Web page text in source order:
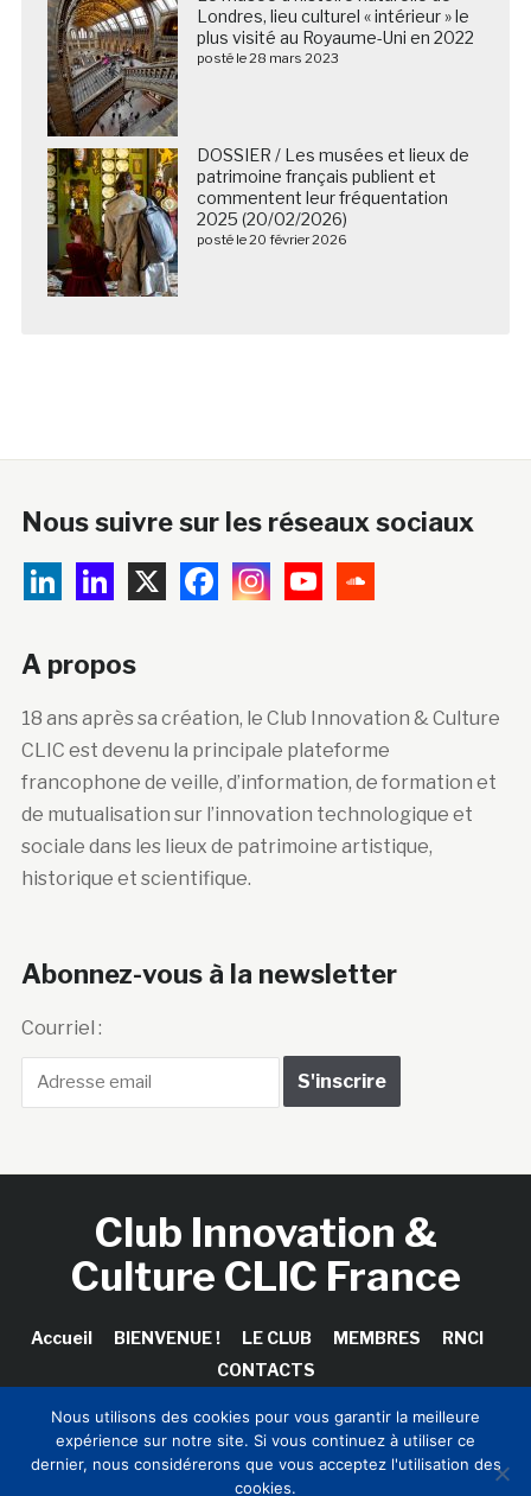
Londres, lieu culturel « intérieur » le
plus visité au Royaume-Uni en 2022
posté le 28 mars 2023
DOSSIER / Les musées et lieux de
patrimoine français publient et
commentent leur fréquentation
2025 (20/02/2026)
posté le 20 février 2026
Nous suivre sur les réseaux sociaux
A propos
18 ans après sa création, le Club Innovation & Culture
CLIC est devenu la principale plateforme
francophone de veille, d’information, de formation et
de mutualisation sur l’innovation technologique et
sociale dans les lieux de patrimoine artistique,
historique et scientifique.
Abonnez-vous à la newsletter
Courriel :
Club Innovation &
Culture CLIC France
Accueil BIENVENUE ! LE CLUB MEMBRES
RNCI
CONTACTS
Copyright © 2026 Club Innovation & Culture CLIC France /
Nous utilisons des cookies pour vous garantir la meilleure
expérience sur notre site. Si vous continuez à utiliser ce
dernier, nous considérerons que vous acceptez l'utilisation des
cookies.